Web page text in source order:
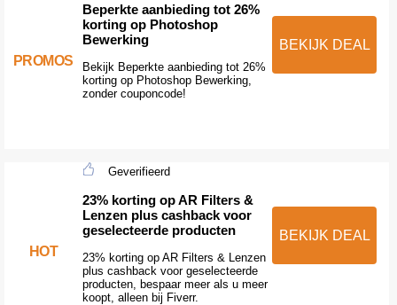
PROMOS
Beperkte aanbieding tot 26%
korting op Photoshop
Bewerking
Bekijk Beperkte aanbieding tot 26%
korting op Photoshop Bewerking,
zonder couponcode!
BEKIJK DEAL
HOT
Geverifieerd
23% korting op AR Filters &
Lenzen plus cashback voor
geselecteerde producten
23% korting op AR Filters & Lenzen
plus cashback voor geselecteerde
producten, bespaar meer als u meer
koopt, alleen bij Fiverr.
BEKIJK DEAL